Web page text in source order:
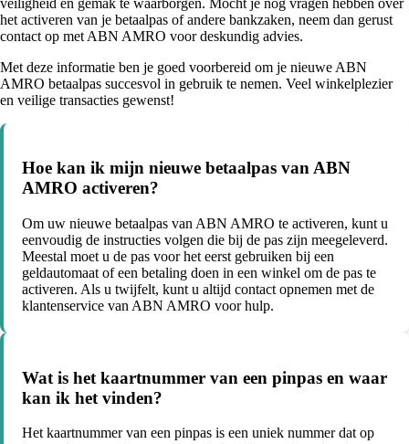
het activeren van je betaalpas of andere bankzaken, neem dan gerust
contact op met ABN AMRO voor deskundig advies.
Met deze informatie ben je goed voorbereid om je nieuwe ABN
AMRO betaalpas succesvol in gebruik te nemen. Veel winkelplezier
en veilige transacties gewenst!
Hoe kan ik mijn nieuwe betaalpas van ABN
AMRO activeren?
Om uw nieuwe betaalpas van ABN AMRO te activeren, kunt u
eenvoudig de instructies volgen die bij de pas zijn meegeleverd.
Meestal moet u de pas voor het eerst gebruiken bij een
geldautomaat of een betaling doen in een winkel om de pas te
activeren. Als u twijfelt, kunt u altijd contact opnemen met de
klantenservice van ABN AMRO voor hulp.
Wat is het kaartnummer van een pinpas en waar
kan ik het vinden?
Het kaartnummer van een pinpas is een uniek nummer dat op